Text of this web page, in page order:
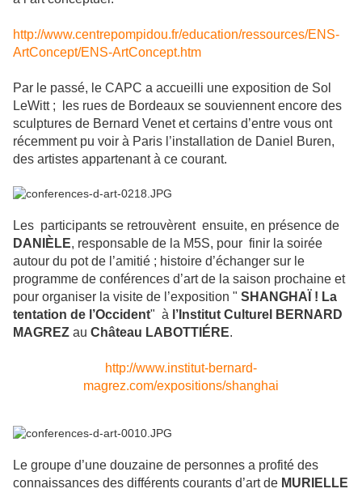
http://www.centrepompidou.fr/education/ressources/ENS-
ArtConcept/ENS-ArtConcept.htm
Par le passé, le CAPC a accueilli une exposition de Sol
LeWitt ; les rues de Bordeaux se souviennent encore des
sculptures de Bernard Venet et certains d’entre vous ont
récemment pu voir à Paris l’installation de Daniel Buren,
des artistes appartenant à ce courant.
Les participants se retrouvèrent ensuite, en présence de
DANIÈLE, responsable de la M5S, pour finir la soirée
autour du pot de l’amitié ; histoire d’échanger sur le
programme de conférences d’art de la saison prochaine et
pour organiser la visite de l’exposition " SHANGHAÏ ! La
tentation de l’Occident" à l’Institut Culturel BERNARD
MAGREZ au Château LABOTTIÉRE.
http://www.institut-bernard-
magrez.com/expositions/shanghai
Le groupe d’une douzaine de personnes a profité des
connaissances des différents courants d’art de MURIELLE